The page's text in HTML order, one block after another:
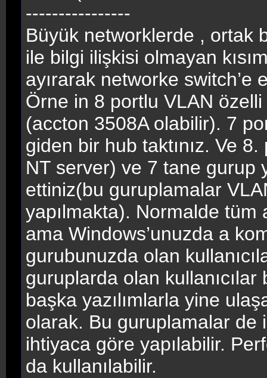
----------------
Büyük networklerde , ortak
ile bilgi ilişkisi olmayan
ayırarak networke
Örne in 8 portlu VLAN özelli
(accton 3508A olabilir). 7
giden bir hub taktınız. Ve
NT server) ve 7 tane gurup
ettiniz(bu guruplamalar
yapılmakta). Normalde
ama Windows’unuzda a
gurubunuzda olan
guruplarda olan
başka yazılımlarla yine
olarak. Bu guruplamalar de
ihtiyaca göre yapılabilir.
da kullanılabilir.